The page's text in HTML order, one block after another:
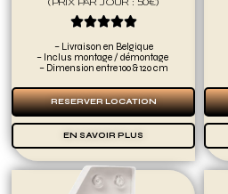
(PRIX PAR JOUR : 50€)

– Livraison en Belgique
– Inclus montage / démontage
– Dimension entre 100 & 120 cm
RESERVER LOCATION
EN SAVOIR PLUS